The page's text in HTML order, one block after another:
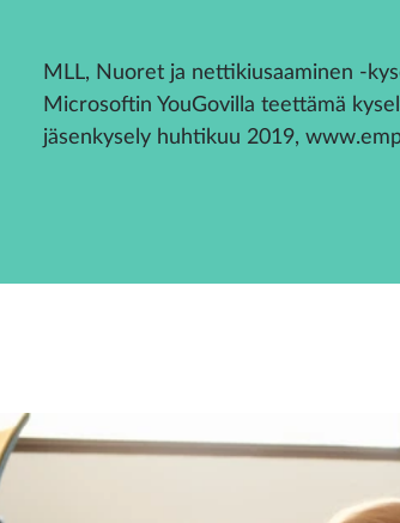
MLL, Nuoret ja nettikiusaaminen -
Microsoftin YouGovilla teettämä
jäsenkysely huhtikuu 2019,